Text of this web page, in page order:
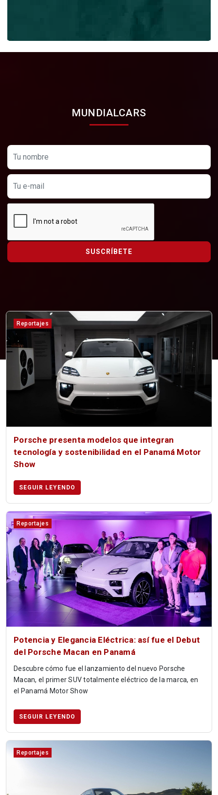
MUNDIALCARS
SUSCRÍBETE
Reportajes
Porsche presenta modelos que integran
tecnología y sostenibilidad en el Panamá Motor
Show
SEGUIR LEYENDO
Reportajes
Potencia y Elegancia Eléctrica: así fue el Debut
del Porsche Macan en Panamá
Descubre cómo fue el lanzamiento del nuevo Porsche
Macan, el primer SUV totalmente eléctrico de la marca, en
el Panamá Motor Show
SEGUIR LEYENDO
Reportajes